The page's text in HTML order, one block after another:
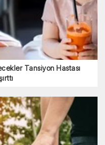
Tansiyon Hastası